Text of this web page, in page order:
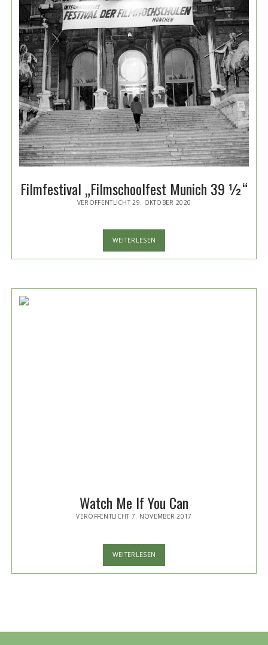
Filmfestival „Filmschoolfest Munich 39 ½“
VERÖFFENTLICHT 29. OKTOBER 2020
WEITERLESEN
„FILMSCHOOLFEST
Watch Me If You Can
VERÖFFENTLICHT 7. NOVEMBER 2017
WEITERLESEN
ME
IF